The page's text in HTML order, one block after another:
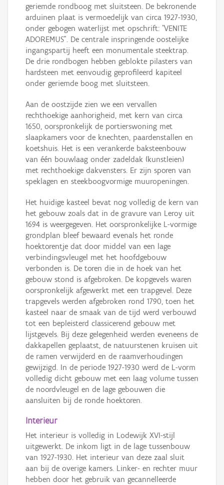
geriemde rondboog met sluitsteen. De bekronende
arduinen plaat is vermoedelijk van circa 1927-1930,
onder gebogen waterlijst met opschrift: "VENITE
ADOREMUS". De centrale inspringende oostelijke
ingangspartij heeft een monumentale steektrap.
De drie rondbogen hebben geblokte pilasters van
hardsteen met eenvoudig geprofileerd kapiteel
onder geriemde boog met sluitsteen.
Aan de oostzijde zien we een vervallen
rechthoekige aanhorigheid, met kern van circa
1650, oorspronkelijk de portierswoning met
slaapkamers voor de knechten, paardenstallen en
koetshuis. Het is een verankerde baksteenbouw
van één bouwlaag onder zadeldak (kunstleien)
met rechthoekige dakvensters. Er zijn sporen van
speklagen en steekboogvormige muuropeningen.
Het huidige kasteel bevat nog volledig de kern van
het gebouw zoals dat in de gravure van Leroy uit
1694 is weergegeven. Het oorspronkelijke L-vormige
grondplan bleef bewaard evenals het ronde
hoektorentje dat door middel van een lage
verbindingsvleugel met het hoofdgebouw
verbonden is. De toren die in de hoek van het
gebouw stond is afgebroken. De kopgevels waren
oorspronkelijk afgewerkt met een trapgevel. Deze
trapgevels werden afgebroken rond 1790, toen het
kasteel naar de smaak van de tijd werd verbouwd
tot een bepleisterd classicerend gebouw met
lijstgevels. Bij deze gelegenheid werden eveneens de
dakkapellen geplaatst, de natuurstenen kruisen uit
de ramen verwijderd en de raamverhoudingen
gewijzigd. In de periode 1927-1930 werd de L-vorm
volledig dicht gebouw met een laag volume tussen
de noordvleugel en de lage gebouwen die
aansluiten bij de ronde hoektoren.
Interieur
Het interieur is volledig in Lodewijk XVI-stijl
uitgewerkt. De inkom ligt in de lage tussenbouw
van 1927-1930. Het interieur van deze zaal sluit
aan bij de overige kamers. Linker- en rechter muur
hebben door het gebruik van gecannelleerde